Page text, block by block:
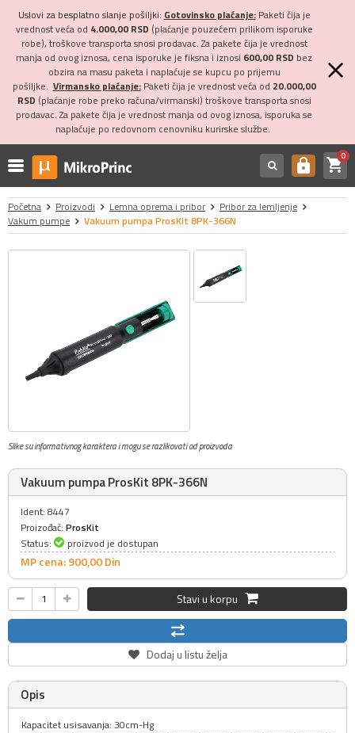
Uslovi za besplatno slanje pošiljki: Gotovinsko plaćanje:Paketi čija je
vrednost veća od 4.000,00 RSD (plaćanje pouzećem prilikom isporuke
robe), troškove transporta snosi prodavac. Za pakete čija je vrednost
manja od ovog iznosa, cena isporuke je fiksna i iznosi 600,00 RSD bez
obzira na masu paketa i naplaćuje se kupcu po prijemu
pošiljke. Virmansko plaćanje:Paketi čija je vrednost veća od 20.000,00
RSD (plaćanje robe preko računa/virmanski) troškove transporta snosi
prodavac. Za pakete čija je vrednost manja od ovog iznosa, isporuka se
naplaćuje po redovnom cenovniku kurirske službe.
https shopping_cart0
Početna Proizvodi Lemna oprema i pribor
Pribor za lemljenje
Vakum pumpe
Vakuum pumpa ProsKit 8PK-366N
Slike su informativnog karaktera i mogu se razlikovati od proizvoda
Vakuum pumpa ProsKit 8PK-366N
Ident: 8447
Proizođač: ProsKit
Status:
proizvod je dostupan
MP cena: 900,00Din
Stavi u korpu
Dodaj u listu želja
Opis
Kapacitet usisavanja: 30cm-Hg